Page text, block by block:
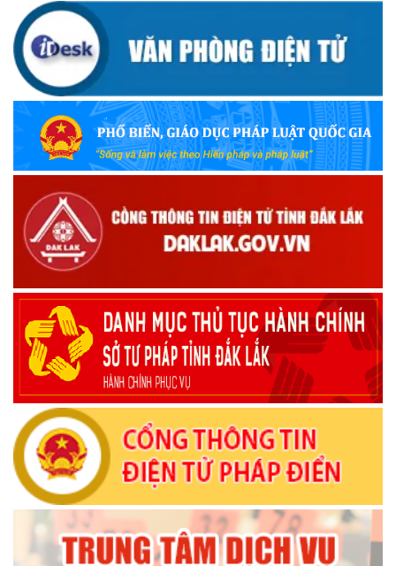
(12/10/2025)
UBND TỈNH ĐẮK LẮK KHUYẾN CÁO NGƯỜI DÂN TĂNG
CƯỜNG PHÒNG, CHỐNG BỆNH TẢ
(09/10/2025)
Bộ Quốc phòng công bố thủ tục hành chính đủ điều kiện
tái cấu trúc thực hiện toàn trình, một phần trên môi trường
(09/10/2025)
Bộ Chính trị, Ban Bí thư kết luận về phân cấp, phân quyền
trong vận hành chính quyền địa phương 2 cấp
(08/10/2025)